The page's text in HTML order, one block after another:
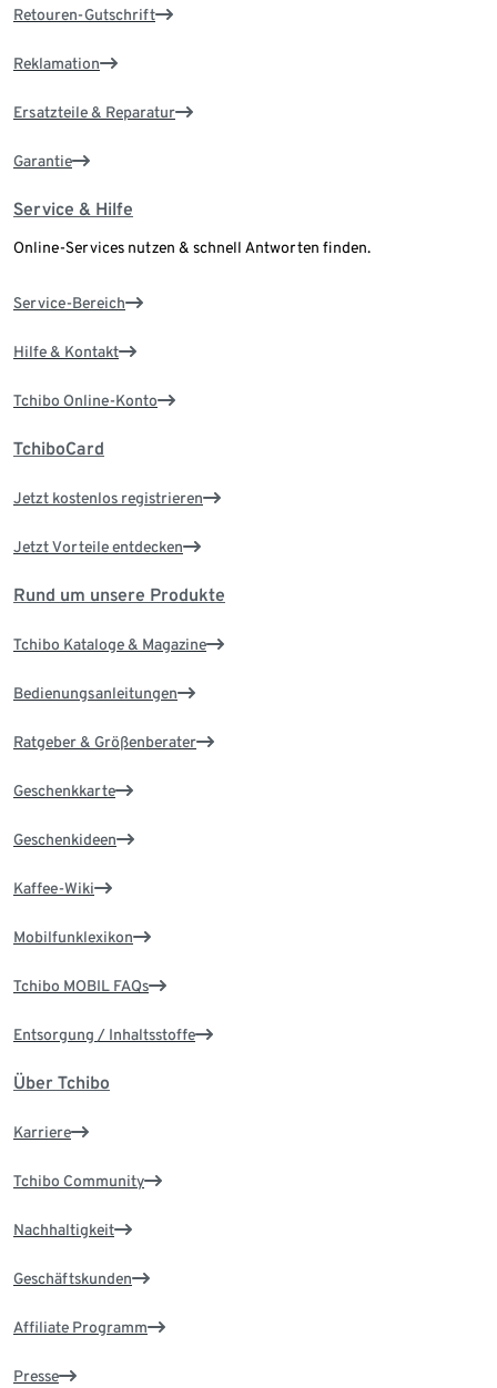
Retouren-Gutschrift
Reklamation
Ersatzteile & Reparatur
Garantie
Service & Hilfe
Online-Services nutzen & schnell Antworten finden.
Service-Bereich
Hilfe & Kontakt
Tchibo Online-Konto
TchiboCard
Jetzt kostenlos registrieren
Jetzt Vorteile entdecken
Rund um unsere Produkte
Tchibo Kataloge & Magazine
Bedienungsanleitungen
Ratgeber & Größenberater
Geschenkkarte
Geschenkideen
Kaffee-Wiki
Mobilfunklexikon
Tchibo MOBIL FAQs
Entsorgung / Inhaltsstoffe
Über Tchibo
Karriere
Tchibo Community
Nachhaltigkeit
Geschäftskunden
Affiliate Programm
Presse